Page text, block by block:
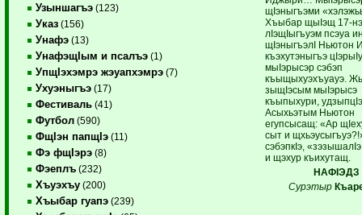
Узыншагъэ (123)
Указ (156)
Унафэ (13)
УнафэщIым и псалъэ (1)
УпщIэхэмрэ жэуапхэмрэ (7)
Ухуэныгъэ (17)
Фестиваль (41)
Футбол (590)
ФщIэн папщIэ (11)
Фэ фщIэрэ (8)
Фэеплъ (232)
Хъуэхъу (200)
Хъыбар гуапэ (239)
щIэныгъэми
Хъыбар щыIэщ 17-нэ
лIэщIыгъуэм псэуа
щIэныгъэлI Ньютон
къэхутэныгъэ
мыIэрысэр сэбэп
къыщыхуэхъуауэ.
зыщIэсым мыIэрысэ
къыпыхури,
Асыхьэтым Ньютон
егупсысащ: «Ар
сыт и
сэбэпкIэ,
и щэхур къихутащ.
НАФIЭДЗ
Сурэтыр